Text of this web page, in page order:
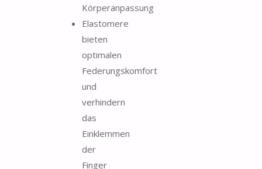
Körperanpassung
Elastomere
bieten
optimalen
Federungskomfort
und
verhindern
das
Einklemmen
der
Finger